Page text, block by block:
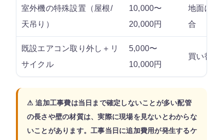
室外機の特殊設置（屋根/
天吊り）
10,000〜
20,000円
地面に室
合
既設エアコン取り外し＋リ
サイクル
5,000〜
10,000円
買い替え
⚠ 追加工事費は当日まで確定しないことが多い配管
の長さや壁の材質は、実際に現場を見ないとわからな
いことがあります。工事当日に追加費用が発生するケ